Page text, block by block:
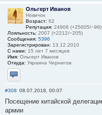
Ольгерт Иванов
Новичок
Возраст: 62
Репутация: 24906 (+25005/−99)
Лояльность: 2007 (+2212/−205)
Сообщения: 5396
Зарегистрирован: 13.12.2010
С нами: 15 лет 7 месяцев
Имя: Ольгерт Иванов
Откуда: Украина Чернигов
Отправить личное
#308 08.07.2018, 00:07
Посещение китайской
армии